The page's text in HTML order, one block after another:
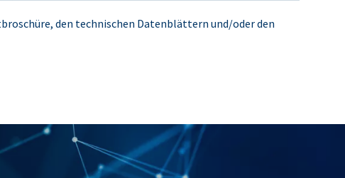
den technischen Datenblättern und/oder den